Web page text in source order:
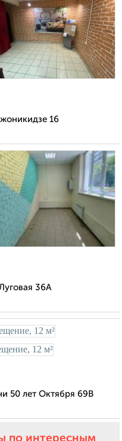
16
36А
50 лет Октября 69В
по интересным